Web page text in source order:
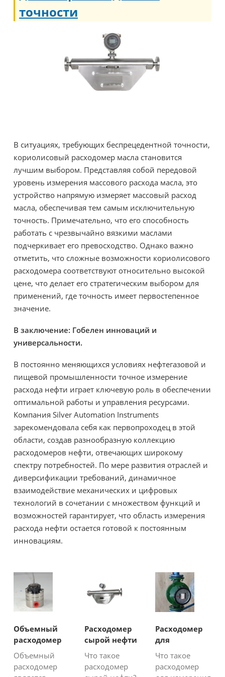
точности
В ситуациях, требующих беспрецедентной точности,
кориолисовый расходомер масла становится
лучшим выбором. Представляя собой передовой
уровень измерения массового расхода масла, это
устройство напрямую измеряет массовый расход
масла, обеспечивая тем самым исключительную
точность. Примечательно, что его способность
работать с чрезвычайно вязкими маслами
подчеркивает его превосходство. Однако важно
отметить, что сложные возможности кориолисового
расходомера соответствуют относительно высокой
цене, что делает его стратегическим выбором для
применений, где точность имеет первостепенное
значение.
В заключение: Гобелен инноваций и
универсальности.
В постоянно меняющихся условиях нефтегазовой и
пищевой промышленности точное измерение
расхода нефти играет ключевую роль в обеспечении
оптимальной работы и управления ресурсами.
Компания Silver Automation Instruments
зарекомендовала себя как первопроходец в этой
области, создав разнообразную коллекцию
расходомеров нефти, отвечающих широкому
спектру потребностей. По мере развития отраслей и
диверсификации требований, динамичное
взаимодействие механических и цифровых
технологий в сочетании с множеством функций и
возможностей гарантирует, что область измерения
расхода нефти остается готовой к постоянным
инновациям.
Объемный
расходомер
для
масла в
Объемный
расходомер
Расходомер
сырой нефти
Что такое
расходомер
Расходомер
для
измерения
Что такое
расходомер